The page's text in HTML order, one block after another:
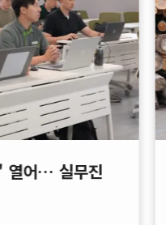
열어… 실무진